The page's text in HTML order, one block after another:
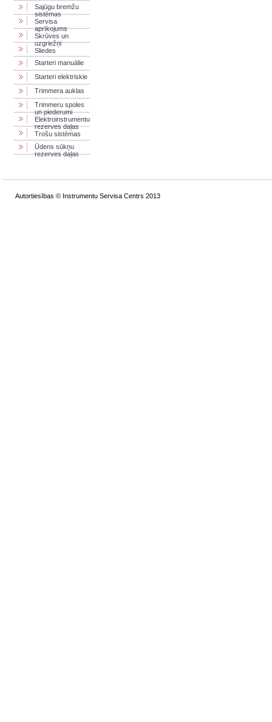
Sajūgu bremžu
sistēmas
Servisa
aprīkojums
Skrūves un
uzgriežņi
Sliedes
Starteri manuālie
Starteri elektriskie
Trimmera auklas
Trimmeru spoles
un piederumi
Elektroinstrumentu
rezerves daļas
Trošu sistēmas
Ūdens sūkņu
rezerves daļas
Autortiesības © Instrumentu Servisa Centrs 2013